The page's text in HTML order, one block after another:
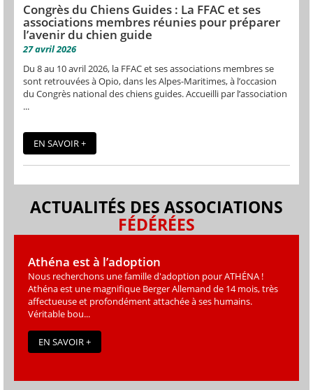
Congrès du Chiens Guides : La FFAC et ses
associations membres réunies pour préparer
l’avenir du chien guide
27 avril 2026
Du 8 au 10 avril 2026, la FFAC et ses associations membres se
sont retrouvées à Opio, dans les Alpes-Maritimes, à l’occasion
du Congrès national des chiens guides. Accueilli par l’association
...
EN SAVOIR +
ACTUALITÉS DES ASSOCIATIONS
FÉDÉRÉES
Athéna est à l’adoption
Nous recherchons une famille d'adoption pour ATHÉNA !
Athéna est une magniﬁque Berger Allemand de 14 mois, très
affectueuse et profondément attachée à ses humains.
Véritable bou...
EN SAVOIR +